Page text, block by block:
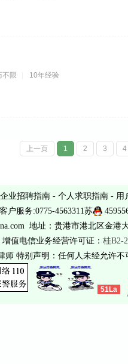
不限 10年经验
上一页 1 2 3 4
企业招聘指南 - 个人求职指南 - 用
客户服务:0775-4563311苏
地址：贵港市港北区金港
值电信业务经营许可证： 桂B2-
师 特别声明：任何人未经允许
51La